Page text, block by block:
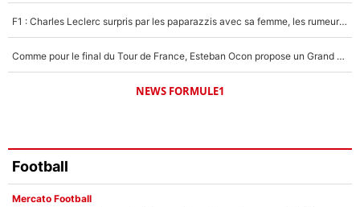
F1 : Charles Leclerc surpris par les paparazzis avec sa femme, les rumeurs étaient vraies !
Comme pour le final du Tour de France, Esteban Ocon propose un Grand Prix de Formule 1 à Paris : «Autour de l’Arc de Triomphe, ce serait génial» !
NEWS FORMULE1
Football
Mercato Football